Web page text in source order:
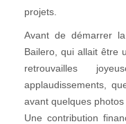
projets.
Avant de démarrer
Bailero, qui allait être
retrouvailles
applaudissements,
avant quelques photos
Une contribution